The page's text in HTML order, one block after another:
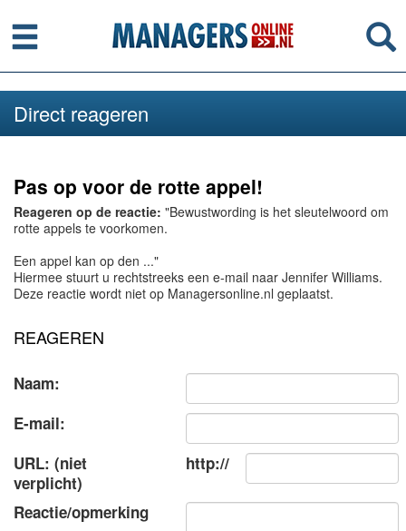
Menu
Direct reageren
Pas op voor de rotte appel!
Reageren op de reactie: "Bewustwording is het sleutelwoord om
rotte appels te voorkomen.
Een appel kan op den ..."
Hiermee stuurt u rechtstreeks een e-mail naar Jennifer Williams.
Deze reactie wordt niet op Managersonline.nl geplaatst.
REAGEREN
Naam:
E-mail:
URL: (niet
verplicht)
http://
Reactie/opmerking